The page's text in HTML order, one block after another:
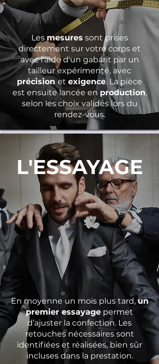
Les mesures sont prises
directement sur votre corps et
avec l'aide d'un gabarit par un
tailleur expérimenté, avec
précision et exigence. La pièce
est ensuite lancée en production,
selon les choix validés lors du
rendez-vous.
L'ESSAYAGE
En moyenne un mois plus tard,un
premier essayage permet
d’ajuster la confection. Les
retouches nécessaires sont
identifiées et réalisées, bien sûr
incluses dans la prestation.